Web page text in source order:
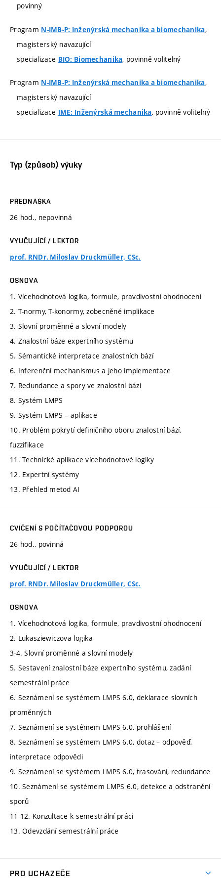
povinný
Program N-IMB-P: Inženýrská mechanika a biomechanika,
magisterský navazující
specializace BIO: Biomechanika, povinně volitelný
Program N-IMB-P: Inženýrská mechanika a biomechanika,
magisterský navazující
specializace IME: Inženýrská mechanika, povinně volitelný
Typ (způsob) výuky
PŘEDNÁŠKA
26 hod., nepovinná
VYUČUJÍCÍ / LEKTOR
prof. RNDr. Miloslav Druckmüller, CSc.
OSNOVA
1. Vícehodnotová logika, formule, pravdivostní ohodnocení
2. T-normy, T-konormy, zobecněné implikace
3. Slovní proměnné a slovní modely
4. Znalostní báze expertního systému
5. Sémantické interpretace znalostních bází
6. Inferenční mechanismus a jeho implementace
7. Redundance a spory ve znalostní bázi
8. Systém LMPS
9. Systém LMPS – aplikace
10. Problém pokrytí definičního oboru znalostní bází,
fuzzifikace
11. Technické aplikace vícehodnotové logiky
12. Expertní systémy
13. Přehled metod AI
CVIČENÍ S POČÍTAČOVOU PODPOROU
26 hod., povinná
VYUČUJÍCÍ / LEKTOR
prof. RNDr. Miloslav Druckmüller, CSc.
OSNOVA
1. Vícehodnotová logika, formule, pravdivostní ohodnocení
2. Lukasziewiczova logika
3-4. Slovní proměnné a slovní modely
5. Sestavení znalostní báze expertního systému, zadání
semestrální práce
6. Seznámení se systémem LMPS 6.0, deklarace slovních
proměnných
7. Seznámení se systémem LMPS 6.0, prohlášení
8. Seznámení se systémem LMPS 6.0, dotaz – odpověď,
interpretace odpovědi
9. Seznámení se systémem LMPS 6.0, trasování, redundance
10. Seznámení se systémem LMPS 6.0, detekce a odstranění
sporů
11-12. Konzultace k semestrální práci
13. Odevzdání semestrální práce
PRO UCHAZEČE